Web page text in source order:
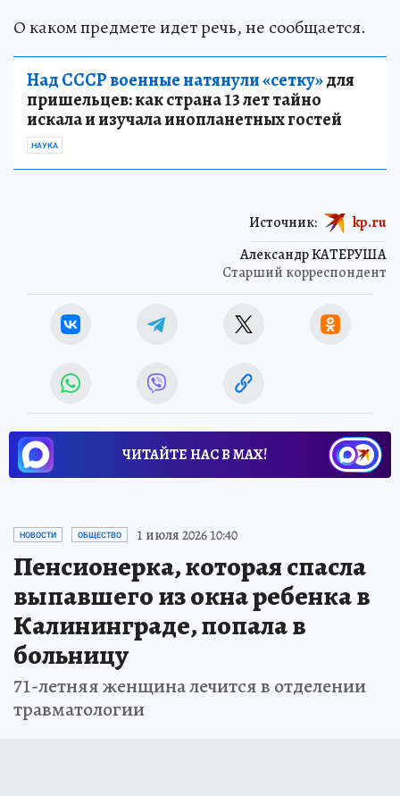
О каком предмете идет речь, не сообщается.
Над СССР военные натянули «сетку»для
пришельцев: как страна 13 лет тайно
искала и изучала инопланетных гостей
НАУКА
Александр КАТЕРУША
Старший корреспондент
Источник: kp.ru
ЧИТАЙТЕ НАС В МАХ!
НОВОСТИ ОБЩЕСТВО 1 июля 2026 10:40
Пенсионерка, которая спасла
выпавшего из окна ребенка в
Калининграде, попала в
больницу
71-летняя женщина лечится в отделении
травматологии